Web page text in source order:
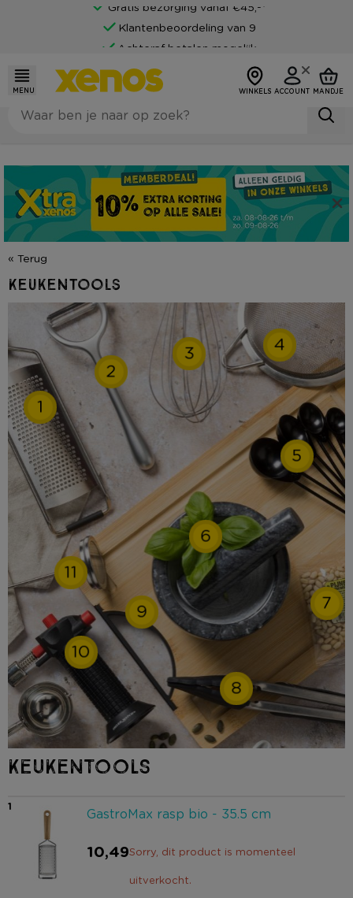
Gratis bezorging vanaf €45,-*
Klantenbeoordeling van 9
Achteraf betalen mogelijk
MENU WINKELS ACCOUNT MANDJE
« Terug
Keukentools
1
2
3 4
5
6
7
8
9
10
11
KEUKENTOOLS
1 GastroMax rasp bio - 35.5 cm
10,49Sorry, dit product is momenteel
uitverkocht.